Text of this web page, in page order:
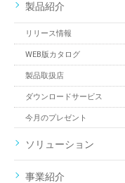
製品紹介
リリース情報
WEB版カタログ
製品取扱店
ダウンロードサービス
今月のプレゼント
ソリューション
事業紹介